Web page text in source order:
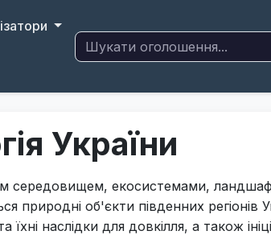
України
середовищем, екосистемами,
природні об'єкти південних регіонів
наслідки для довкілля, а також